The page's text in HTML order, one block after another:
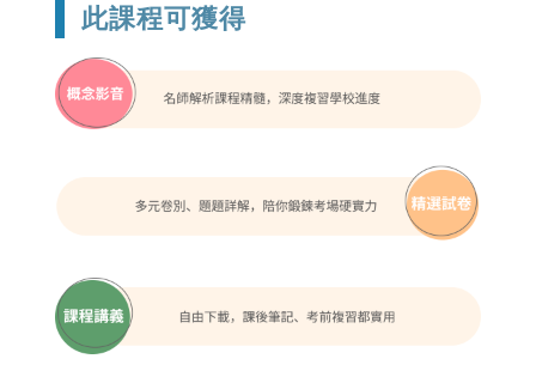
此課程可獲得